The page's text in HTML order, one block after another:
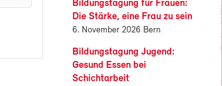
Bildungstagung für Frauen:
Die Stärke, eine Frau zu sein
6. November 2026 Bern
Bildungstagung Jugend:
Gesund Essen bei
Schichtarbeit